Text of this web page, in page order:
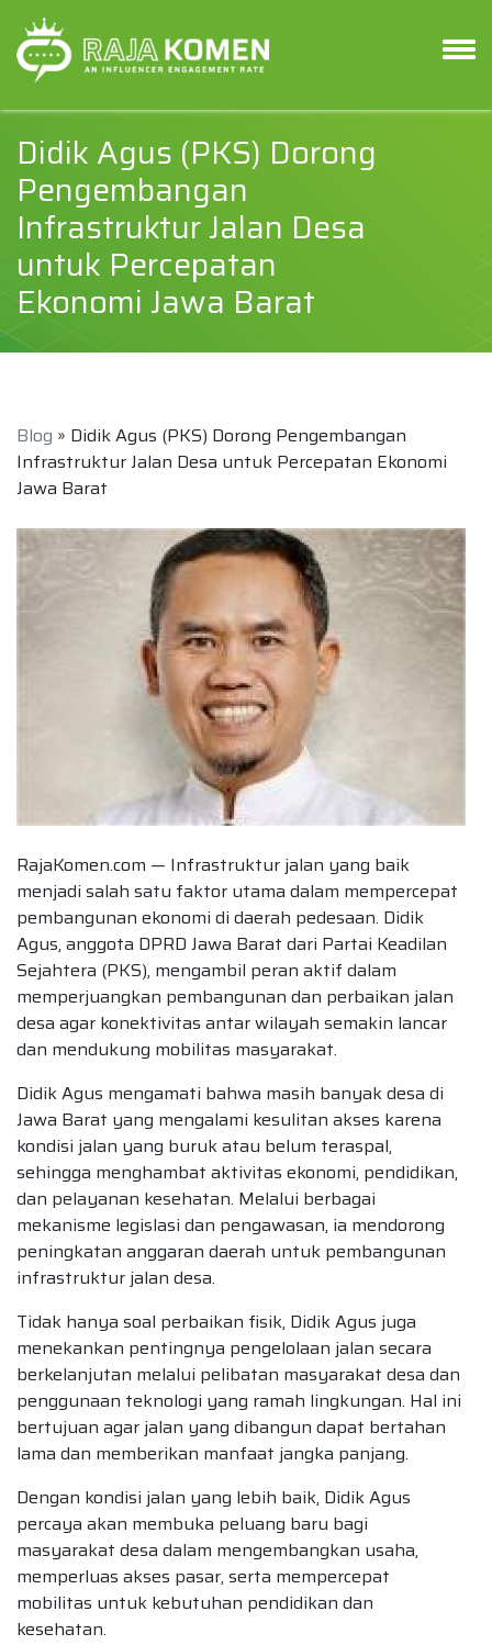
Didik Agus (PKS) Dorong
Pengembangan
Infrastruktur Jalan Desa
untuk Percepatan
Ekonomi Jawa Barat
Blog » Didik Agus (PKS) Dorong Pengembangan
Infrastruktur Jalan Desa untuk Percepatan Ekonomi
Jawa Barat
RajaKomen.com — Infrastruktur jalan yang baik
menjadi salah satu faktor utama dalam mempercepat
pembangunan ekonomi di daerah pedesaan. Didik
Agus, anggota DPRD Jawa Barat dari Partai Keadilan
Sejahtera (PKS), mengambil peran aktif dalam
memperjuangkan pembangunan dan perbaikan jalan
desa agar konektivitas antar wilayah semakin lancar
dan mendukung mobilitas masyarakat.
Didik Agus mengamati bahwa masih banyak desa di
Jawa Barat yang mengalami kesulitan akses karena
kondisi jalan yang buruk atau belum teraspal,
sehingga menghambat aktivitas ekonomi, pendidikan,
dan pelayanan kesehatan. Melalui berbagai
mekanisme legislasi dan pengawasan, ia mendorong
peningkatan anggaran daerah untuk pembangunan
infrastruktur jalan desa.
Tidak hanya soal perbaikan fisik, Didik Agus juga
menekankan pentingnya pengelolaan jalan secara
berkelanjutan melalui pelibatan masyarakat desa dan
penggunaan teknologi yang ramah lingkungan. Hal ini
bertujuan agar jalan yang dibangun dapat bertahan
lama dan memberikan manfaat jangka panjang.
Dengan kondisi jalan yang lebih baik, Didik Agus
percaya akan membuka peluang baru bagi
masyarakat desa dalam mengembangkan usaha,
memperluas akses pasar, serta mempercepat
mobilitas untuk kebutuhan pendidikan dan
kesehatan.